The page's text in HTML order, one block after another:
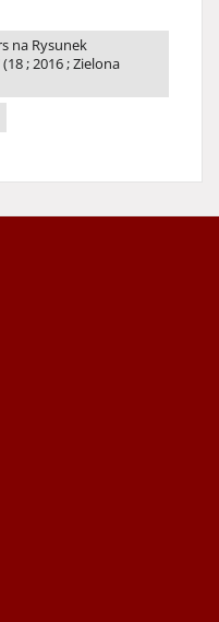
na Rysunek
; 2016 ; Zielona